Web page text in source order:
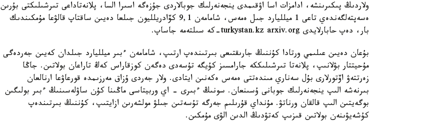
ولاردىڭ پىكىرىنشە، ادامزات اسا اۋقىمدى ينجەنەرلىك جوبالاردى جۇزەگە اسىرا السا، پلانەتاداعى تىرشىلىكتى بۇرىن
ەسەپتەلگەندەي تاعى 1 ميلليارد جىل ەمەس، شامامەن 9,1 كۆادريلليون جىلعا دەيىن ساقتاپ قالۋعا مۇمكىندىك
بار، دەپ حابارلايدى turkystan.kz arxiv.org-كە سىلتەمە جاساپ.
بۇعان دەيىن عىلىمي ورتادا كۇننىڭ جارىقتىعى بىرتىندەپ ارتىپ، شامامەن ءبىر ميلليارد جىلدان كەيىن جەردەگى
مۇحيتتار بۋلانىپ، پلانەتا تىرشىلىككە جارامسىز كۇيگە تۇسەدى دەگەن كوزقاراس كەڭ تاراعان بولاتىن. جاڭا
زەرتتەۋ اۆتورلارى بۇل سەناري مىندەتتى ەمەس ەكەنىن ايتادى. ولار جەردى ۇزاق مەرزىمدە قورعاۋعا ارنالعان
بىرنەشە الىپ ينجەنەرلىك جوبانى ۇسىنعان. سونىڭ ءبىرى - اي وربيتاسى ماڭىنا كۇن ساۋلەسىنىڭ ءبىر بولىگىن
بوگەيتىن الىپ قالقان ورناتۋ. مۇنداي قۇرىلىم جەرگە تۇسەتىن جىلۋ مولشەرىن ازايتىپ، كۇننىڭ بىرتىندەپ
كۇشەيۋىنەن بولاتىن قىزىپ كەتۋدىڭ الدىن الۋى مۇمكىن.